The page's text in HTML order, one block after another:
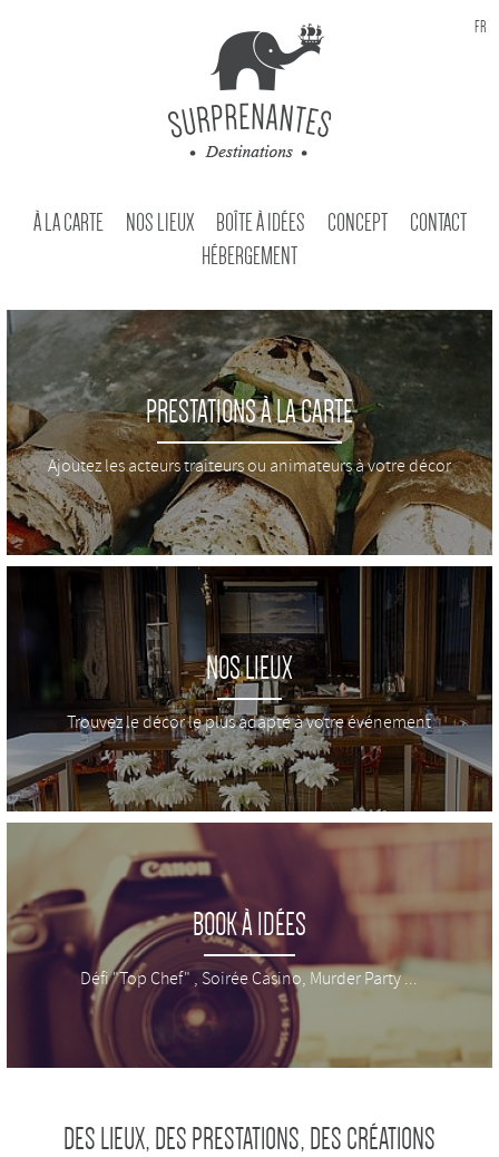
FR
À LA CARTE NOS LIEUX BOÎTE À IDÉES CONCEPT
CONTACT
HÉBERGEMENT
PRESTATIONS À LA CARTE
Ajoutez les acteurs traiteurs ou animateurs à votre décor
NOS LIEUX
Trouvez le décor le plus adapté à votre événement
BOOK À IDÉES
Défi "Top Chef" , Soirée Casino, Murder Party ...
DES LIEUX, DES PRESTATIONS, DES CRÉATIONS